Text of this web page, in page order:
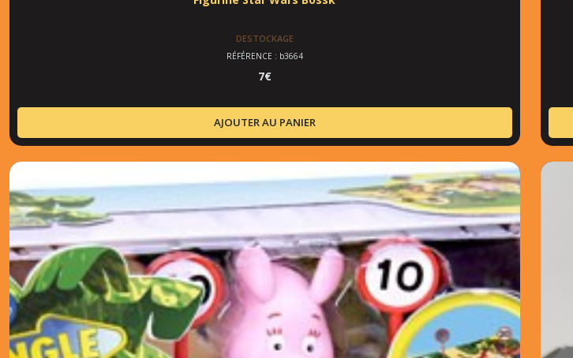
DESTOCKAGE
RÉFÉRENCE : b3664
7€
AJOUTER AU PANIER